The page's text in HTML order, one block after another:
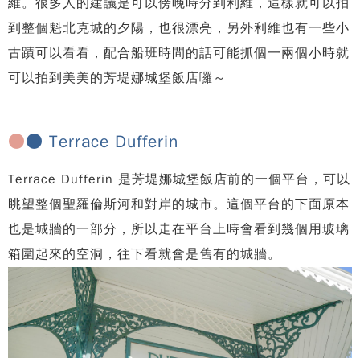
維。很多人的建議是可以傍晚時分到利維，這樣就可以拍
到整個魁北克城的夕陽，也很漂亮，另外利維也有一些小
古蹟可以看看，配合船班時間的話可能抓個一兩個小時就
可以拍到美美的芳堤娜城堡飯店囉～
●● Terrace Dufferin
Terrace Dufferin 是芳堤娜城堡飯店前的一個平台，可以
眺望整個聖羅倫斯河和對岸的城市。這個平台的下面原本
也是城牆的一部分，所以走在平台上時會看到幾個用玻璃
箱圍起來的空洞，往下看就會是舊有的城牆。